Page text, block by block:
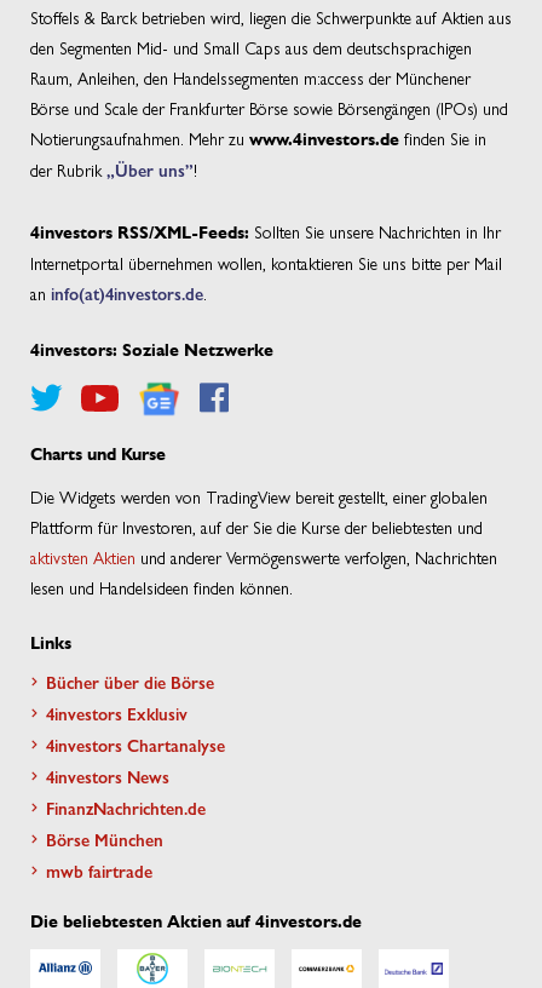
Stoffels & Barck betrieben wird, liegen die Schwerpunkte auf Aktien aus
den Segmenten Mid- und Small Caps aus dem deutschsprachigen
Raum, Anleihen, den Handelssegmenten m:access der Münchener
Börse und Scale der Frankfurter Börse sowie Börsengängen (IPOs) und
Notierungsaufnahmen. Mehr zu www.4investors.de finden Sie in
der Rubrik „Über uns”!
4investors RSS/XML-Feeds: Sollten Sie unsere Nachrichten in Ihr
Internetportal übernehmen wollen, kontaktieren Sie uns bitte per Mail
an info(at)4investors.de
4investors: Soziale Netzwerke
Charts und Kurse
Die Widgets werden von TradingView bereit gestellt, einer globalen
Plattform für Investoren, auf der Sie die Kurse der beliebtesten und
aktivsten Aktien und anderer Vermögenswerte verfolgen, Nachrichten
lesen und Handelsideen finden können.
Links
Bücher über die Börse
4investors Exklusiv
4investors Chartanalyse
4investors News
FinanzNachrichten.de
Börse München
mwb fairtrade
Die beliebtesten Aktien auf 4investors.de